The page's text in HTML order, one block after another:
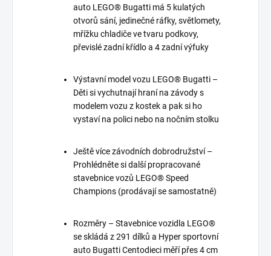
auto LEGO® Bugatti má 5 kulatých
otvorů sání, jedinečné ráfky, světlomety,
mřížku chladiče ve tvaru podkovy,
převislé zadní křídlo a 4 zadní výfuky
Výstavní model vozu LEGO® Bugatti –
Děti si vychutnají hraní na závody s
modelem vozu z kostek a pak si ho
vystaví na polici nebo na nočním stolku
Ještě více závodních dobrodružství –
Prohlédněte si další propracované
stavebnice vozů LEGO® Speed
Champions (prodávají se samostatně)
Rozměry – Stavebnice vozidla LEGO®
se skládá z 291 dílků a Hyper sportovní
auto Bugatti Centodieci měří přes 4 cm